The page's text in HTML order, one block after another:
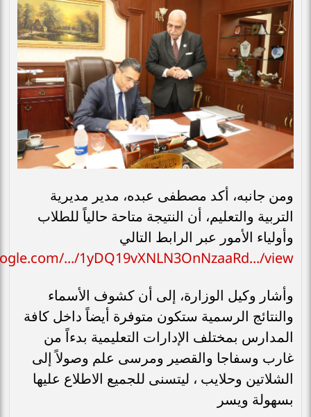
​ومن جانبه، أكد مصطفى عبده، مدير مديرية
التربية والتعليم، أن النتيجة متاحة حالياً للطلاب
وأولياء الأمور عبر الرابط التالي
.../1yDQ19vXNLN3OnNzaaRd.../view...
وأشار وكيل الوزارة، إلى أن كشوف الأسماء
والنتائج الرسمية ستكون متوفرة أيضاً داخل كافة
المدارس بمختلف الإدارات التعليمية بدءاً من
غارب وسفاجا والقصير ومرسى علم وصولاً إلى
الشلاتين وحلايب ، ليتسنى للجميع الاطلاع عليها
بسهولة ويسر